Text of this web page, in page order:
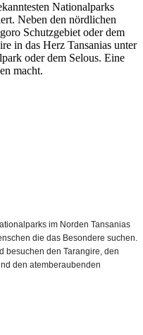
Nationalparks
Neben den nördlichen
Schutzgebiet oder dem
in das Herz Tansanias unter
oder dem Selous. Eine
macht.
im Norden Tansanias
die das Besondere suchen.
besuchen den Tarangire, den
den atemberaubenden